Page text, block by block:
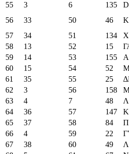
55
3 6 135
56
33 50 46
57
34 51 134
58
13 52 15
59
14 53 155
60
15 54 52
61
35 55 25
62
3 56 158
63
4 7 48
64
36 57 147
65
37 58 84
66
4 59 22
67
38 60 49